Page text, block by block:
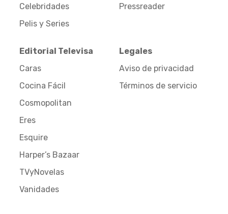
Celebridades
Pelis y Series
Pressreader
Editorial Televisa
Caras
Cocina Fácil
Cosmopolitan
Eres
Esquire
Harper’s Bazaar
TVyNovelas
Vanidades
Legales
Aviso de privacidad
Términos de servicio